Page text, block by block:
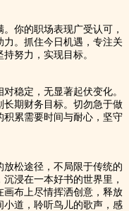
你的职场表现广受认可，
。抓住今日机遇，专注关
努力，实现目标。
稳定，无显著起伏变化。
期财务目标。切勿急于做
累需要时间与耐心，坚守
松途径，不局限于传统的
浸在一本好书的世界里，
布上尽情挥洒创意，释放
小道，聆听鸟儿的歌声，感